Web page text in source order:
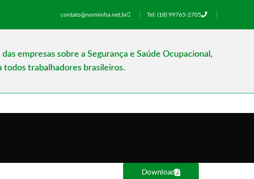
contato@norminha.net.br Tel: (18) 99765-2705
empresas sobre a Segurança e Saúde Ocupacional,
todos trabalhadores brasileiros.
Download